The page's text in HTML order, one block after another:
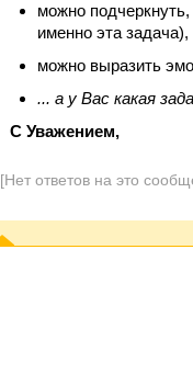
можно
именно эта задача),
можно выразить
... а у Вас какая
С Уважением,
[Нет ответов на это